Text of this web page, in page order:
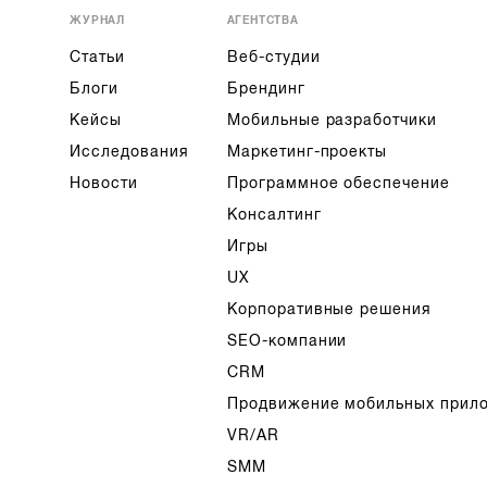
ЖУРНАЛ
Статьи
Блоги
Кейсы
Исследования
Новости
АГЕНТСТВА
Веб-студии
Брендинг
Мобильные разработчики
Маркетинг-проекты
Программное обеспечение
Консалтинг
Игры
UX
Корпоративные решения
SEO-компании
CRM
Продвижение мобильных
VR/AR
SMM